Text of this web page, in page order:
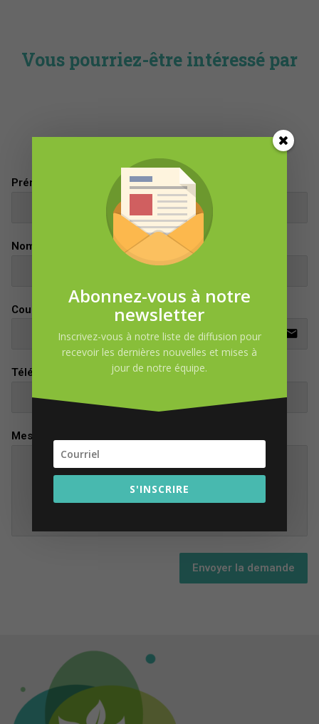
Vous pourriez-être intéressé par
DEMANDE D’INFORMATION
Prénom
Nom
Courriel
email
Téléphone
Message
Envoyer la demande
Abonnez-vous à notre
newsletter
Inscrivez-vous à notre liste de diffusion pour
recevoir les dernières nouvelles et mises à
jour de notre équipe.
S'INSCRIRE